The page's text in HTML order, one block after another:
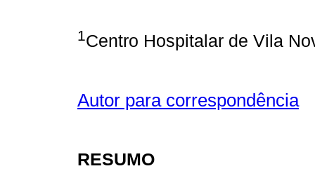
1Centro Hospitalar de Vila
Autor para correspondência
RESUMO